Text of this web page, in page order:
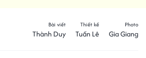
Bài viết
Thành Duy
Thiết kế
Tuấn Lê
Photo
Gia Giang